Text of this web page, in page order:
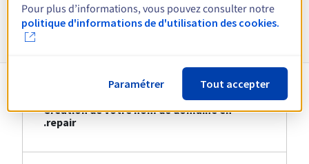
Informations sur le .repair
Création de votre nom de domaine en
.repair
Pour plus d’informations, vous pouvez consulter notre
politique d'informations de d'utilisation des cookies.
Paramétrer Tout accepter